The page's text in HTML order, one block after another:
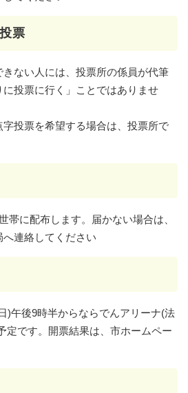
票
ない人には、投票所の係員が代筆
に投票に行く」ことではありませ
字投票を希望する場合は、投票所で
帯に配布します。届かない場合は、
連絡してください
)午後9時半からならでんアリーナ(法
定です。開票結果は、市ホームペー